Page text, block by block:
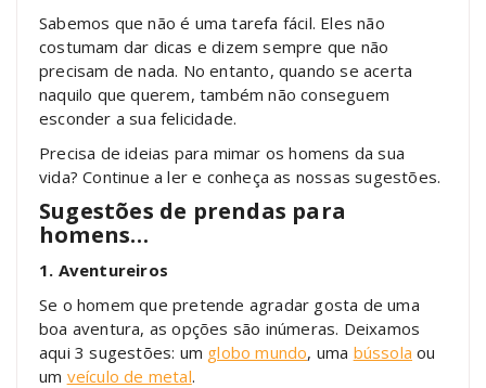
Sabemos que não é uma tarefa fácil. Eles não
costumam dar dicas e dizem sempre que não
precisam de nada. No entanto, quando se acerta
naquilo que querem, também não conseguem
esconder a sua felicidade.
Precisa de ideias para mimar os homens da sua
vida? Continue a ler e conheça as nossas sugestões.
Sugestões de prendas para
homens…
1. Aventureiros
Se o homem que pretende agradar gosta de uma
boa aventura, as opções são inúmeras. Deixamos
aqui 3 sugestões: um globo mundo, uma bússola ou
um veículo de metal.